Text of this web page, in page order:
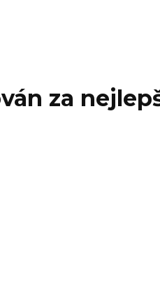
za